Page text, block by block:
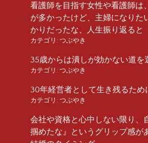
看護師を目指す女性や看護師は
が多かったけど、主婦になりた
かりだったな、人生振り返ると
カテゴリ: つぶやき
35歳からは潰しが効かない道を
カテゴリ: つぶやき
30年経営者として生き残るため
カテゴリ: つぶやき
会社や資格と心中しない限り、
掴めたな』というグリップ感が